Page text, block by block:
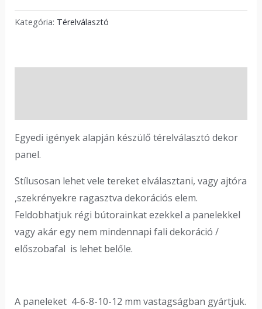
Kategória: Térelválasztó
Egyedi igények alapján készülő térelválasztó dekor
panel.
Stílusosan lehet vele tereket elválasztani, vagy ajtóra
,szekrényekre ragasztva dekorációs elem.
Feldobhatjuk régi bútorainkat ezekkel a panelekkel
vagy akár egy nem mindennapi fali dekoráció /
előszobafal is lehet belőle.
A paneleket 4-6-8-10-12 mm vastagságban gyártjuk.